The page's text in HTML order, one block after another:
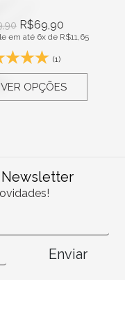
R$69,90
em até 6x de R$11,65
(1)
VER OPÇÕES
Newsletter
Enviar